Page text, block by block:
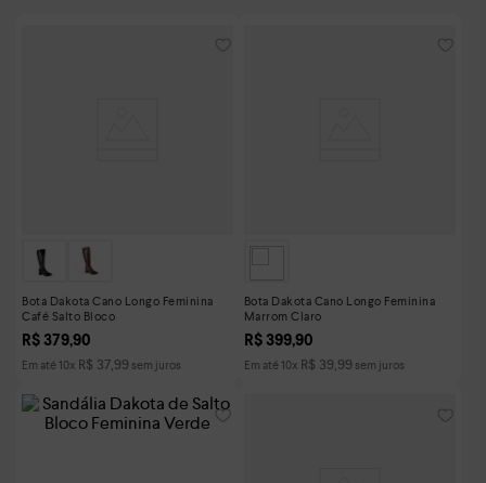
Bota Dakota Cano Longo Feminina
Café Salto Bloco
R$ 379,90
Em até 10x R$ 37,99 sem juros
Bota Dakota Cano Longo Feminina
Marrom Claro
R$ 399,90
Em até 10x R$ 39,99 sem juros